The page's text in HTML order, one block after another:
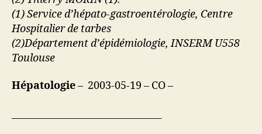
(1) Service d’hépato-gastroentérologie, Centre
Hospitalier de tarbes
(2)Département d’épidémiologie, INSERM U558
Toulouse
Hépatologie– 2003-05-19 – CO –